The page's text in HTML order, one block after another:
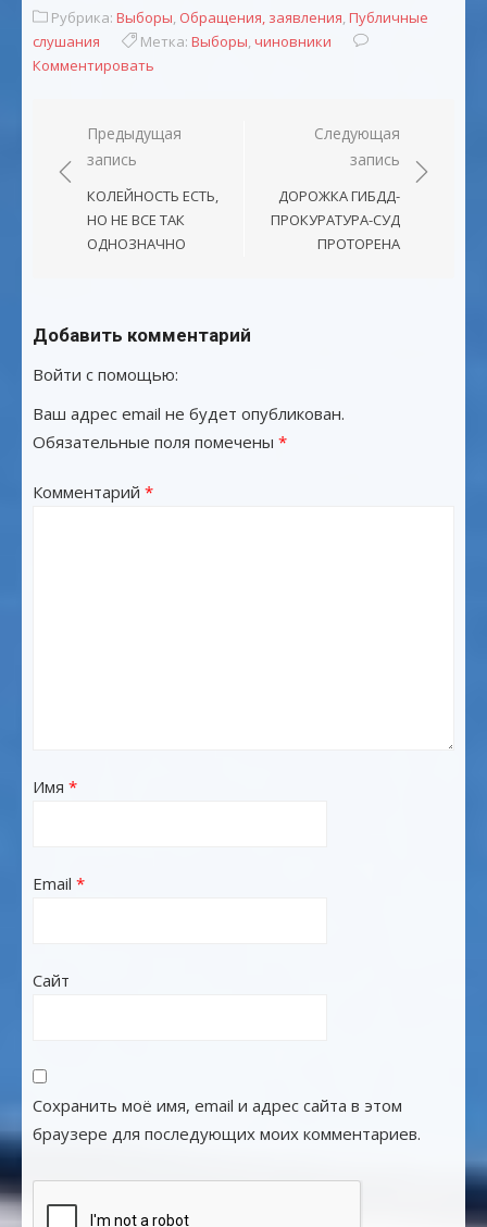
Рубрика: Выборы Обращения, заявления Публичные
слушания
Метка: Выборы чиновники
Комментировать
Навигация
по
записям
Предыдущая
запись
КОЛЕЙНОСТЬ ЕСТЬ,
НО НЕ ВСЕ ТАК
ОДНОЗНАЧНО
Следующая
запись
ДОРОЖКА ГИБДД-
ПРОКУРАТУРА-СУД
ПРОТОРЕНА
Добавить комментарий
Войти с помощью:
Ваш адрес email не будет опубликован.
Обязательные поля помечены *
Комментарий *
Имя *
Email *
Сайт
Сохранить моё имя, email и адрес сайта в этом
браузере для последующих моих комментариев.